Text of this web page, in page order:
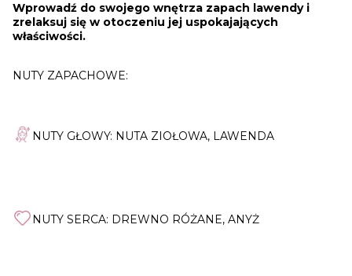
Wprowadź do swojego wnętrza zapach lawendy i
zrelaksuj się w otoczeniu jej uspokajających
właściwości.
NUTY ZAPACHOWE:
NUTY GŁOWY: NUTA ZIOŁOWA, LAWENDA
NUTY SERCA: DREWNO RÓŻANE, ANYŻ